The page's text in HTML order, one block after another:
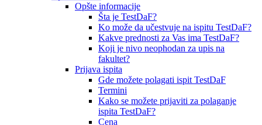
Opšte informacije
Šta je TestDaF?
Ko može da učestvuje na ispitu TestDaF?
Kakve prednosti za Vas ima TestDaF?
Koji je nivo neophodan za upis na
fakultet?
Prijava ispita
Gde možete polagati ispit TestDaF
Termini
Kako se možete prijaviti za polaganje
ispita TestDaF?
Cena